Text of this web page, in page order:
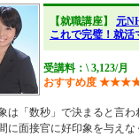
【就職講座】 元
これで完璧！就活
受講料：\ 3,123/月
おすすめ度 ★★★
は「数秒」で決まると言
に面接官に好印象を与え